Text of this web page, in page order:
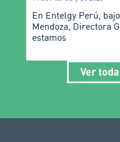
En Entelgy Perú,
Mendoza, Directora
estamos
Ver